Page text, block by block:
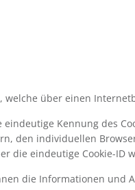
welche über einen
eindeutige Kennung des
den individuellen
die eindeutige Cookie-ID
die Informationen und